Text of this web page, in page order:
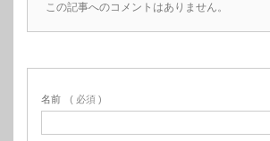
この記事へのコメントはありません。
名前 ( 必須 )